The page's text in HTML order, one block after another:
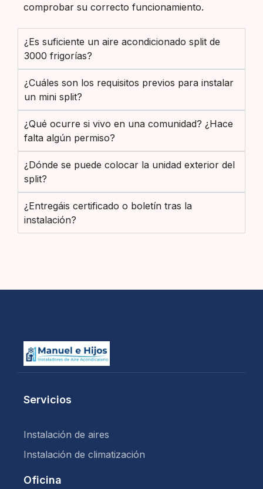
comprobar su correcto funcionamiento.
¿Es suficiente un aire acondicionado split de
3000 frigorías?
¿Cuáles son los requisitos previos para instalar
un mini split?
¿Qué ocurre si vivo en una comunidad? ¿Hace
falta algún permiso?
¿Dónde se puede colocar la unidad exterior del
split?
¿Entregáis certificado o boletín tras la
instalación?
Servicios
Instalación de aires
Instalación de climatización
Oficina